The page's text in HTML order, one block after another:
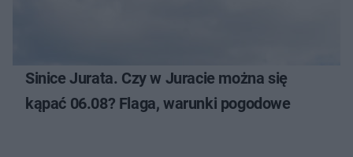
Sinice Jurata. Czy w Juracie można się
kąpać 06.08? Flaga, warunki pogodowe